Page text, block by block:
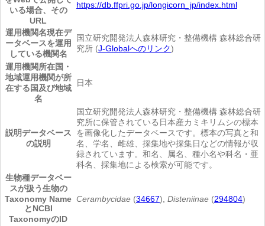
いる場合、その
URL
https://db.ffpri.go.jp/longicorn_jp/index.html
運用機関名現在デ
ータベースを運用
している機関名
国立研究開発法人森林研究・整備機構 森林総合研
究所 (J-Globalへのリンク)
運用機関所在国・
地域運用機関が所
在する国及び地域
名
日本
説明データベース
の説明
国立研究開発法人森林研究・整備機構 森林総合研
究所に保管されている日本産カミキリムシの標本
を画像化したデータベースです。標本の写真と和
名、学名、雌雄、採集地や採集日などの情報が収
録されています。和名、属名、種小名や科名・亜
科名、採集地による検索が可能です。
生物種データベー
スが扱う生物の
Taxonomy Name
とNCBI
TaxonomyのID
Cerambycidae (34667), Disteniinae (294804)